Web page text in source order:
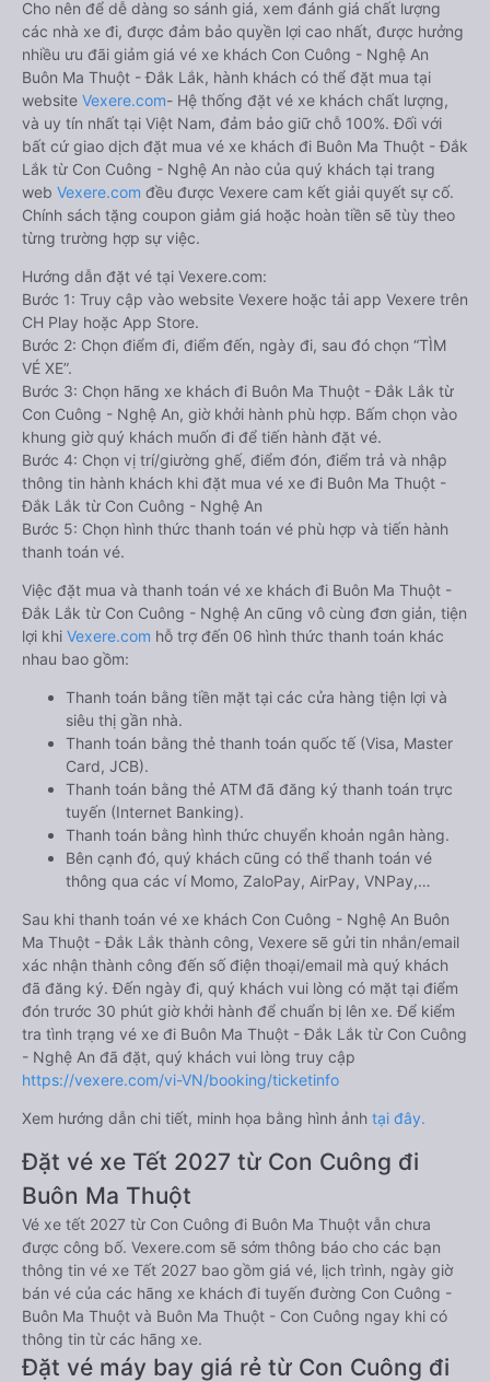
Cho nên để dễ dàng so sánh giá, xem đánh giá chất lượng
các nhà xe đi, được đảm bảo quyền lợi cao nhất, được hưởng
nhiều ưu đãi giảm giá vé xe khách Con Cuông - Nghệ An
Buôn Ma Thuột - Đắk Lắk, hành khách có thể đặt mua tại
website Vexere.com- Hệ thống đặt vé xe khách chất lượng,
và uy tín nhất tại Việt Nam, đảm bảo giữ chỗ 100%. Đối với
bất cứ giao dịch đặt mua vé xe khách đi Buôn Ma Thuột - Đắk
Lắk từ Con Cuông - Nghệ An nào của quý khách tại trang
web Vexere.com đều được Vexere cam kết giải quyết sự cố.
Chính sách tặng coupon giảm giá hoặc hoàn tiền sẽ tùy theo
từng trường hợp sự việc.
Hướng dẫn đặt vé tại Vexere.com:
Bước 1: Truy cập vào website Vexere hoặc tải app Vexere trên
CH Play hoặc App Store.
Bước 2: Chọn điểm đi, điểm đến, ngày đi, sau đó chọn “TÌM
VÉ XE”.
Bước 3: Chọn hãng xe khách đi Buôn Ma Thuột - Đắk Lắk từ
Con Cuông - Nghệ An, giờ khởi hành phù hợp. Bấm chọn vào
khung giờ quý khách muốn đi để tiến hành đặt vé.
Bước 4: Chọn vị trí/giường ghế, điểm đón, điểm trả và nhập
thông tin hành khách khi đặt mua vé xe đi Buôn Ma Thuột -
Đắk Lắk từ Con Cuông - Nghệ An
Bước 5: Chọn hình thức thanh toán vé phù hợp và tiến hành
thanh toán vé.
Việc đặt mua và thanh toán vé xe khách đi Buôn Ma Thuột -
Đắk Lắk từ Con Cuông - Nghệ An cũng vô cùng đơn giản, tiện
lợi khi Vexere.com hỗ trợ đến 06 hình thức thanh toán khác
nhau bao gồm:
Thanh toán bằng tiền mặt tại các cửa hàng tiện lợi và
siêu thị gần nhà.
Thanh toán bằng thẻ thanh toán quốc tế (Visa, Master
Card, JCB).
Thanh toán bằng thẻ ATM đã đăng ký thanh toán trực
tuyến (Internet Banking).
Thanh toán bằng hình thức chuyển khoản ngân hàng.
Bên cạnh đó, quý khách cũng có thể thanh toán vé
thông qua các ví Momo, ZaloPay, AirPay, VNPay,…
Sau khi thanh toán vé xe khách Con Cuông - Nghệ An Buôn
Ma Thuột - Đắk Lắk thành công, Vexere sẽ gửi tin nhắn/email
xác nhận thành công đến số điện thoại/email mà quý khách
đã đăng ký. Đến ngày đi, quý khách vui lòng có mặt tại điểm
đón trước 30 phút giờ khởi hành để chuẩn bị lên xe. Để kiểm
tra tình trạng vé xe đi Buôn Ma Thuột - Đắk Lắk từ Con Cuông
- Nghệ An đã đặt, quý khách vui lòng truy cập
https://vexere.com/vi-VN/booking/ticketinfo
Xem hướng dẫn chi tiết, minh họa bằng hình ảnh tại đây.
Đặt vé xe Tết 2027 từ Con Cuông đi
Buôn Ma Thuột
Vé xe tết 2027 từ Con Cuông đi Buôn Ma Thuột vẫn chưa
được công bố. Vexere.com sẽ sớm thông báo cho các bạn
thông tin vé xe Tết 2027 bao gồm giá vé, lịch trình, ngày giờ
bán vé của các hãng xe khách đi tuyến đường Con Cuông -
Buôn Ma Thuột và Buôn Ma Thuột - Con Cuông ngay khi có
thông tin từ các hãng xe.
Đặt vé máy bay giá rẻ từ Con Cuông đi